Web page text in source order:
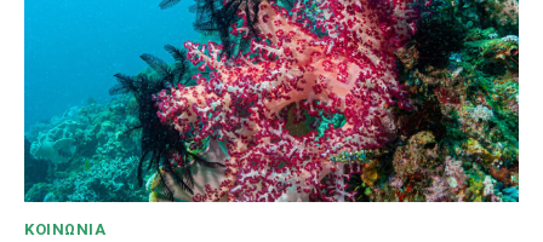
ΚΟΙΝΩΝΊΑ